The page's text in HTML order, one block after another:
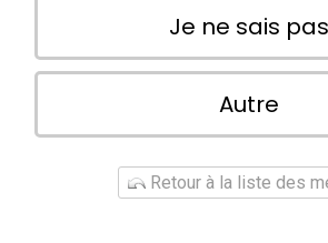
Je ne sais pas
Autre
Retour à la liste des